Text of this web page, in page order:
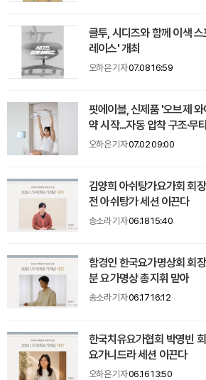
클투, 시디즈와 함께 이색
레이스' 개최
오하은 기자07.08 16:59
핏에이블, 신제품 '오브제
약 시작...자동 압착 구조·무
오하은 기자07.02 09:00
김양희 아쉬탕가요가회 회
전 아쉬탕가 세션 이끈다
송소라 기자06.18 15:40
함경인 한국요가명상회 회
분 요가명상 총지휘 맡아
송소라 기자06.17 16:12
한국치유요가협회 박영빈
요가니드라 세션 이끈다
오하은 기자06.16 13:50